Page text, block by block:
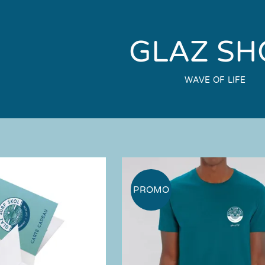
GLAZ
WAVE OF LIFE
PROMO